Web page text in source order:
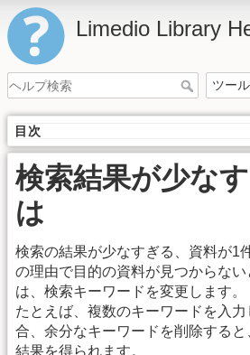
Limedio Library
目次
検索結果が少な
は
検索の結果が少なすぎる、資料が1
の理由で目的の資料が見つからな
は、検索キーワードを変更します。
たとえば、複数のキーワードを入
合、余分なキーワードを削除する
結果を得られます。